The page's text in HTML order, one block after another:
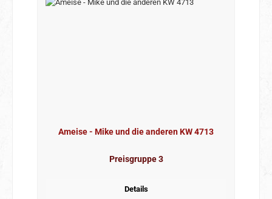
Ameise - Mike und die anderen KW 4713
Preisgruppe 3
Details